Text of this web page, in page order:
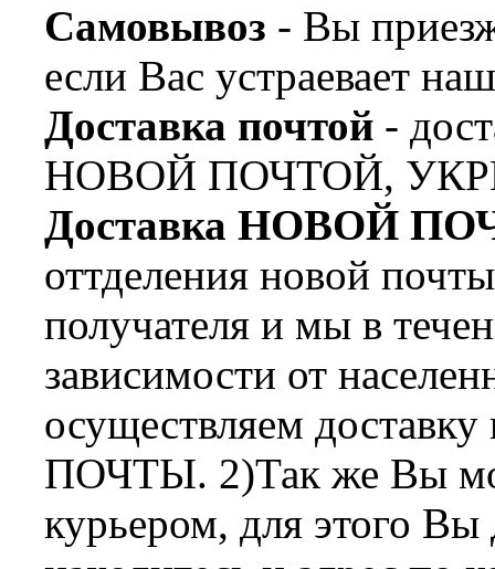
Самовывоз - Вы
если Вас устраевает
Доставка почтой -
НОВОЙ ПОЧТОЙ,
Доставка НОВОЙ
оттделения новой
получателя и мы в
зависимости от
осуществляем
ПОЧТЫ. 2)Так же Вы
курьером, для этого